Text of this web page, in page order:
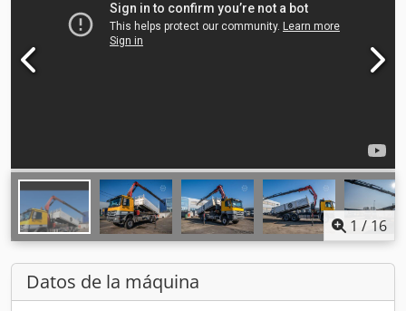
1 / 16
Datos de la máquina